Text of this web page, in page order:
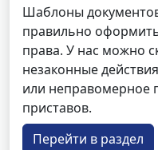
Шаблоны
правильно
права. У нас можно
незаконные
или неправомерное
приставов.
Перейти в раздел